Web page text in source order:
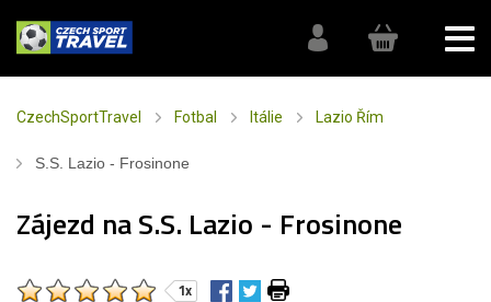
CzechSportTravel Fotbal Itálie Lazio Řím
S.S. Lazio - Frosinone
Zájezd na S.S. Lazio - Frosinone
1x